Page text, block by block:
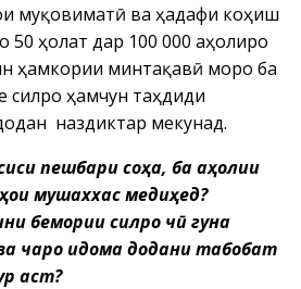
муқовиматӣ ва ҳадафи коҳиш
50 ҳолат дар 100 000 аҳолиро
ҳамкории минтақавӣ моро ба
силро ҳамчун таҳдиди
наздиктар мекунад.
пешбари соҳа, ба аҳолии
мушаххас медиҳед?
бемории силро чӣ гуна
чаро идома додани табобат
аст?